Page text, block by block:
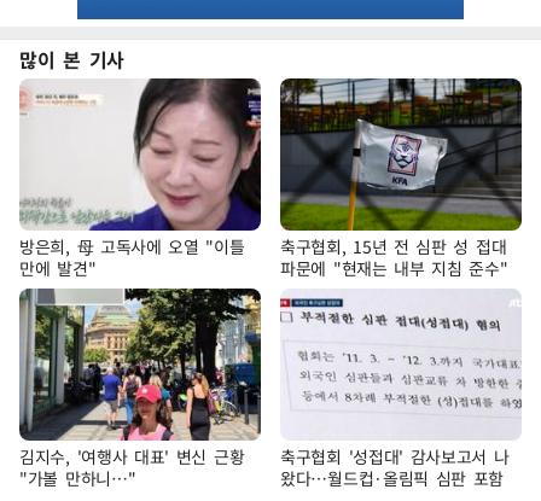
많이 본 기사
방은희, 母 고독사에 오열 "이틀
만에 발견"
축구협회, 15년 전 심판 성 접대
파문에 "현재는 내부 지침 준수"
김지수, '여행사 대표' 변신 근황
"가볼 만하니…"
축구협회 '성접대' 감사보고서 나
왔다…월드컵·올림픽 심판 포함